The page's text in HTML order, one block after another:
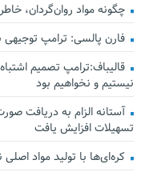
چگونه مواد روان‌گردان،
فارن پالسی: ترامپ توجیهی
قالیباف:ترامپ تصمیم
نیستیم و نخواهیم بود
تسهیلات افزایش یافت
کره‌ای‌ها با تولید مواد اصلی